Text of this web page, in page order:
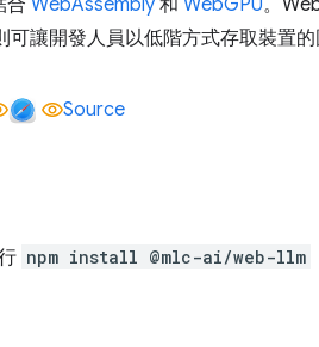
讓開發人員以低階方式存取裝置的
Source
npm install @mlc-ai/web-llm